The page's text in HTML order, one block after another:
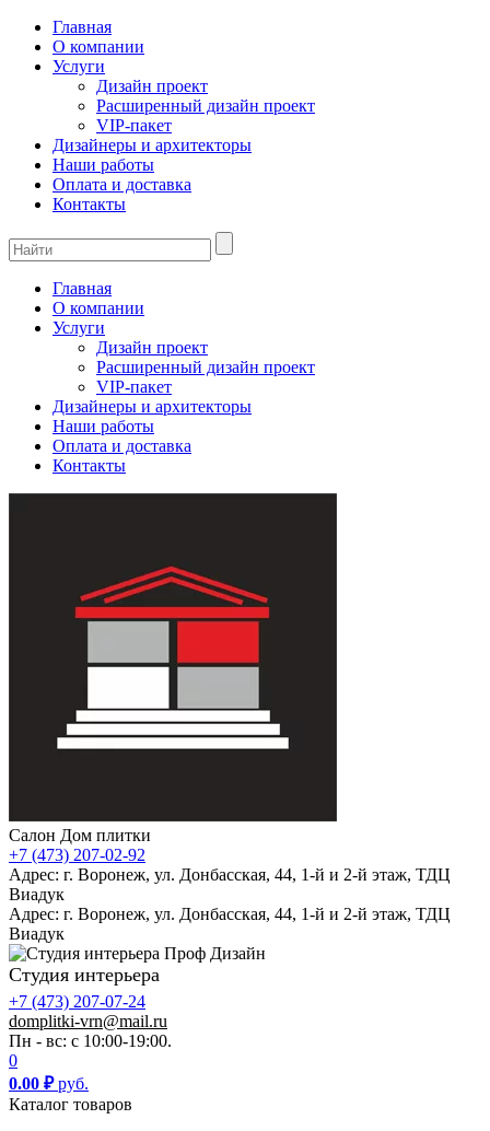
Главная
О компании
Услуги
Дизайн проект
Расширенный дизайн проект
VIP-пакет
Дизайнеры и архитекторы
Наши работы
Оплата и доставка
Контакты
Главная
О компании
Услуги
Дизайн проект
Расширенный дизайн проект
VIP-пакет
Дизайнеры и архитекторы
Наши работы
Оплата и доставка
Контакты
Салон Дом плитки
+7 (473) 207-02-92
Адрес: г. Воронеж, ул. Донбасская, 44, 1-й и 2-й этаж, ТДЦ
Виадук
Адрес: г. Воронеж, ул. Донбасская, 44, 1-й и 2-й этаж, ТДЦ
Виадук
Студия интерьера
+7 (473) 207-07-24
domplitki-vrn@mail.ru
Пн - вс: с 10:00-19:00.
0
0.00 ₽руб.
Каталог товаров